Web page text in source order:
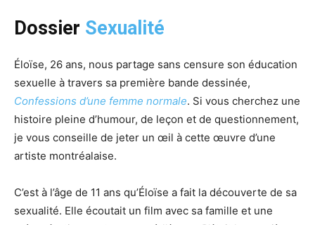
Dossier Sexualité
Éloïse, 26 ans, nous partage sans censure son éducation
sexuelle à travers sa première bande dessinée,
Confessions d’une femme normale. Si vous cherchez une
histoire pleine d’humour, de leçon et de questionnement,
je vous conseille de jeter un œil à cette œuvre d’une
artiste montréalaise.
C’est à l’âge de 11 ans qu’Éloïse a fait la découverte de sa
sexualité. Elle écoutait un film avec sa famille et une